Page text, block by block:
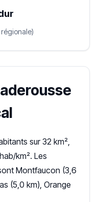
sur 32 km²,
km². Les
Montfaucon (3,6
(5,0 km), Orange